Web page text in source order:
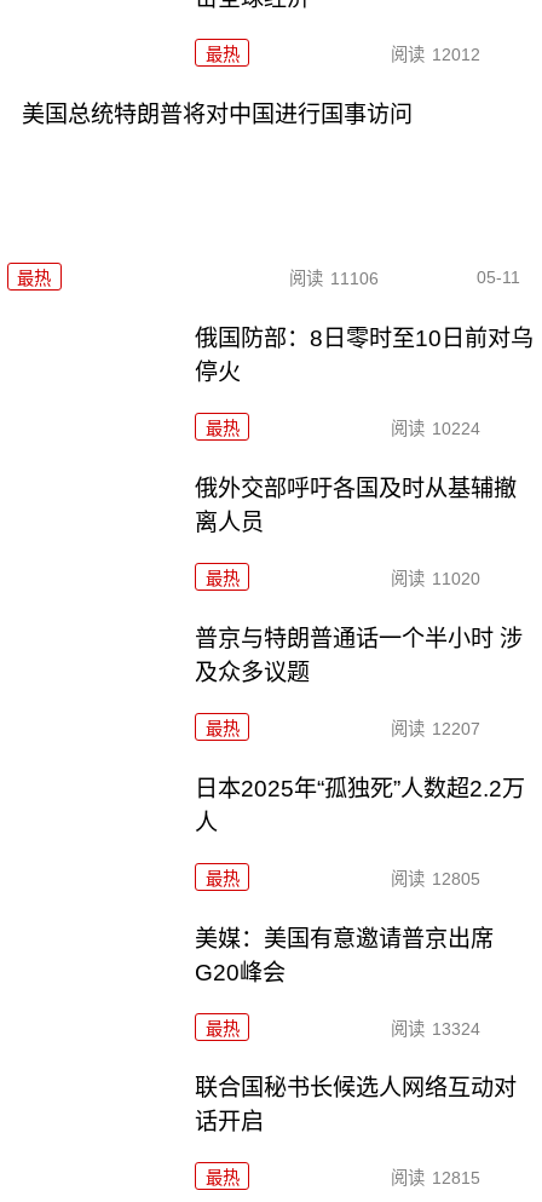
最热 阅读 12012
美国总统特朗普将对中国进行国事访问
最热 阅读 11106 05-11
俄国防部：8日零时至10日前对乌
停火
最热 阅读 10224
俄外交部呼吁各国及时从基辅撤
离人员
最热 阅读 11020
普京与特朗普通话一个半小时 涉
及众多议题
最热 阅读 12207
日本2025年“孤独死”人数超2.2万
人
最热 阅读 12805
美媒：美国有意邀请普京出席
G20峰会
最热 阅读 13324
联合国秘书长候选人网络互动对
话开启
最热 阅读 12815